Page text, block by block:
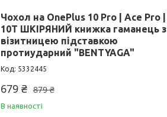
Чохол на OnePlus 10 Pro | Ace Pro |
10T ШКІРЯНИЙ книжка гаманець з
візитницею підставкою
протиударний "BENTYAGA"
5332445
879 ₴
679 ₴
В наявності